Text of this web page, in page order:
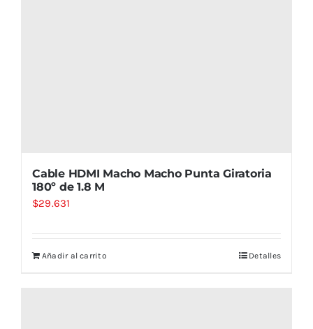
Cable HDMI Macho Macho Punta Giratoria
180º de 1.8 M
$29.631
Añadir al carrito Detalles